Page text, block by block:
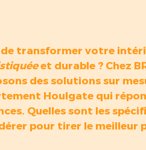
de transformer votre
et durable ? Chez
des solutions sur
Houlgate qui
Quelles sont les
pour tirer le meilleur